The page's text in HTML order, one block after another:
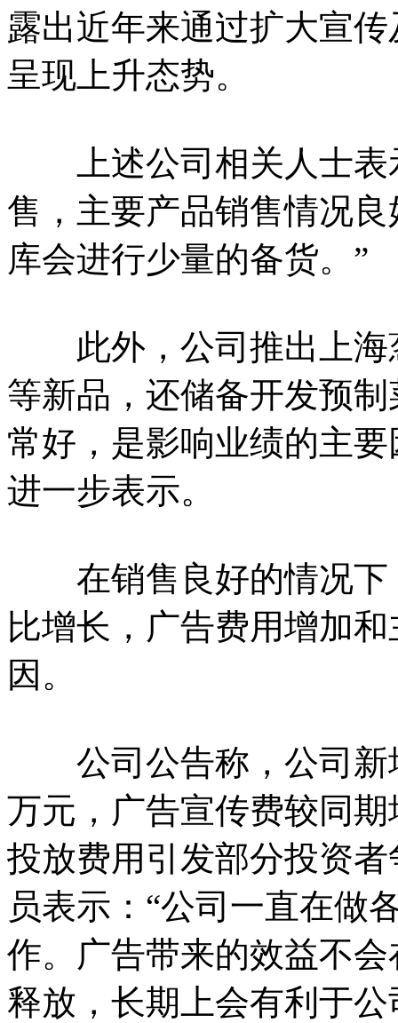
露出近年来通过扩大宣
呈现上升态势。
上述公司相关人士表
售，主要产品销售情况
库会进行少量的备货。”
此外，公司推出上海
等新品，还储备开发预
常好，是影响业绩的主
进一步表示。
在销售良好的情况下
比增长，广告费用增加
因。
公司公告称，公司新
万元，广告宣传费较同
投放费用引发部分投资
员表示：“公司一直在做
作。广告带来的效益不
释放，长期上会有利于